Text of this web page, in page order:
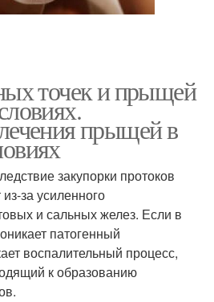
точек и прыщей
прыщей в
закупорки протоков
за усиленного
и сальных желез. Если в
патогенный
воспалительный процесс,
к образованию